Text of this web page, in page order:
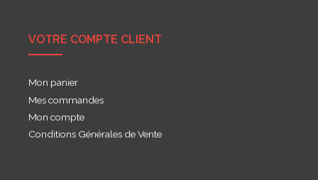
VOTRE COMPTE CLIENT
Mon panier
Mes commandes
Mon compte
Conditions Générales de Vente